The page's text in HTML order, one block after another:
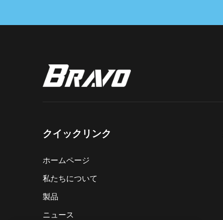
クイックリンク
ホームページ
私たちについて
製品
ニュース